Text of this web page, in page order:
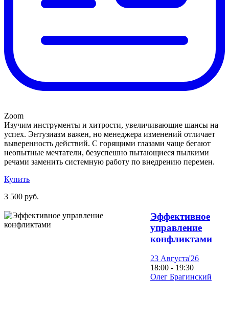
Zoom
Изучим инструменты и хитрости, увеличивающие шансы на
успех. Энтузиазм важен, но менеджера изменений отличает
выверенность действий. С горящими глазами чаще бегают
неопытные мечтатели, безуспешно пытающиеся пылкими
речами заменить системную работу по внедрению перемен.
Купить
3 500 руб.
Эффективное
управление
конфликтами
23 Августа'26
18:00 - 19:30
Олег Брагинский